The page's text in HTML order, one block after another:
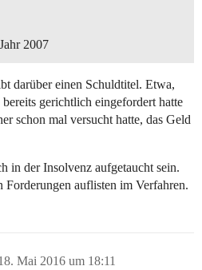
2007
darüber einen Schuldtitel. Etwa,
gerichtlich eingefordert hatte
schon mal versucht hatte, das Geld
in der Insolvenz aufgetaucht sein.
Forderungen auflisten im Verfahren.
Mai 2016 um 18:11